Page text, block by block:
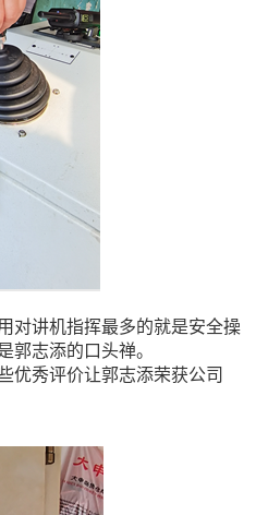
对讲机指挥最多的就是安全操
郭志添的口头禅。
优秀评价让郭志添荣获公司